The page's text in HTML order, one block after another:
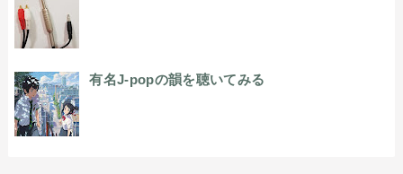
有名J-popの韻を聴いてみる